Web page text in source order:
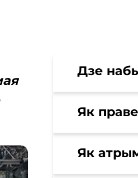
Дзе
Як
Як